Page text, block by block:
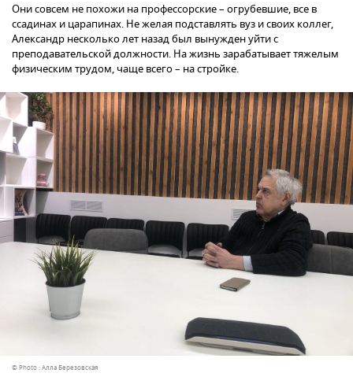
Они совсем не похожи на профессорские – огрубевшие, все в
ссадинах и царапинах. Не желая подставлять вуз и своих коллег,
Александр несколько лет назад был вынужден уйти с
преподавательской должности. На жизнь зарабатывает тяжелым
физическим трудом, чаще всего – на стройке.
© Photo : Алла Березовская